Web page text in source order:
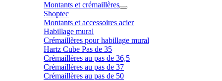
Montants et crémaillères
Shoptec
Montants et accessoires acier
Habillage mural
Crémaillères pour habillage mural
Hartz Cube Pas de 35
Crémaillères au pas de 36,5
Crémaillères au pas de 37
Crémaillères au pas de 50